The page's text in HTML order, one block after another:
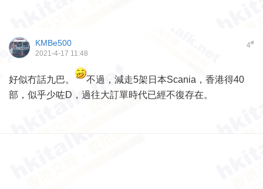
4#
KMBe500
2021-4-17 11:48
好似冇話九巴。
不過，減走5架日本Scania，香港得40
部，似乎少咗D，過往大訂單時代已經不復存在。